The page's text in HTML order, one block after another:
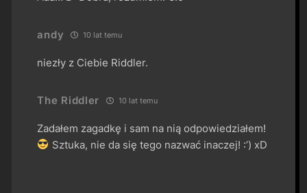
andy 10 lat temu
niezły z Ciebie Riddler.
The Riddler 10 lat temu
Zadałem zagadkę i sam na nią odpowiedziałem!
Sztuka, nie da się tego nazwać inaczej! :’) xD